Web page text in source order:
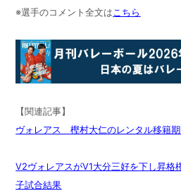
※選手のコメント全文は こちら
【関連記事】
ヴォレアス 樫村大仁のレンタル移籍期
V2ヴォレアスがV1大分三好を下し昇
子試合結果